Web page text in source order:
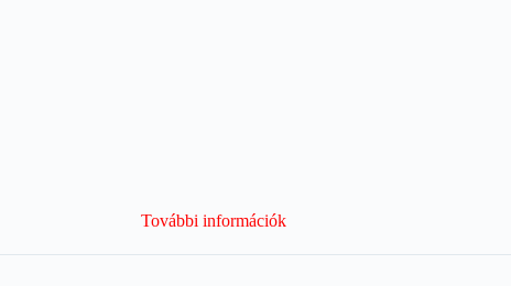
További információk